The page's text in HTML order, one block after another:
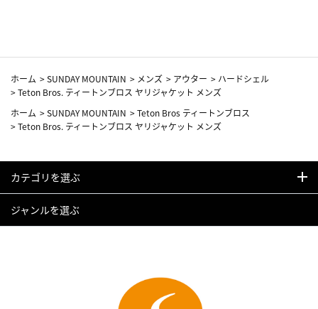
ホーム >SUNDAY MOUNTAIN > メンズ > アウター > ハードシェル
>Teton Bros. ティートンブロス ヤリジャケット メンズ
ホーム >SUNDAY MOUNTAIN >Teton Bros ティートンブロス
>Teton Bros. ティートンブロス ヤリジャケット メンズ
カテゴリを選ぶ
ジャンルを選ぶ